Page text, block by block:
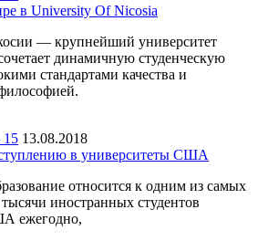
в University Of Nicosia
— крупнейший университет
динамичную студенческую
стандартами качества и
13.08.2018
в университеты США
относится к одним из самых
иностранных студентов
ежегодно,